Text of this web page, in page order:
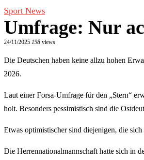
Sport News
Umfrage: Nur
24/11/2025 198 views
Die Deutschen haben keine allzu hohen
2026.
Laut einer Forsa-Umfrage für den „Stern“
holt. Besonders pessimistisch sind die
Etwas optimistischer sind diejenigen, die
Die Herrennationalmannschaft hatte sich in